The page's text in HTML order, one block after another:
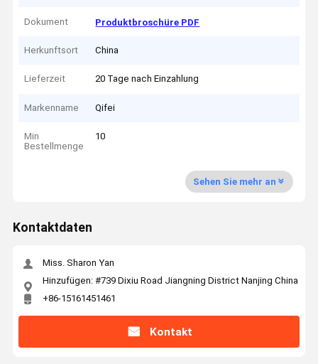
Dokument Produktbroschüre PDF
Herkunftsort China
Lieferzeit 20 Tage nach Einzahlung
Markenname Qifei
Min
Bestellmenge
10
Sehen Sie mehr an
Kontaktdaten
Miss. Sharon Yan
Hinzufügen: #739 Dixiu Road Jiangning District Nanjing China
+86-15161451461
Kontakt